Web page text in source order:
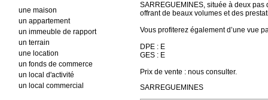
une maison
un appartement
un immeuble de rapport
un terrain
une location
un fonds de commerce
un local d'activité
un local commercial
SARREGUEMINES, située à deux
offrant de beaux volumes et des
Vous profiterez également d’une vue
DPE : E
GES : E
Prix de vente : nous consulter.
SARREGUEMINES